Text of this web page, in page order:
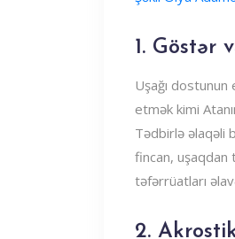
1. Göstər
Uşağı
etmək kimi
Tədbirlə əlaqəli
fincan, uşaqdan
təfərrüatları
2.